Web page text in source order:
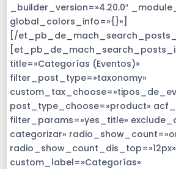
_builder_version=»4.20.0″
global_colors_info=»{}»]
[/
title=»Categorías (Eventos)»
filter_post_type=»taxonomy»
post_type_choose=»product»
filter_params=»yes_title»
categorizar»
radio_show_count_dis_top=»12px»
custom_label=»Categorías»